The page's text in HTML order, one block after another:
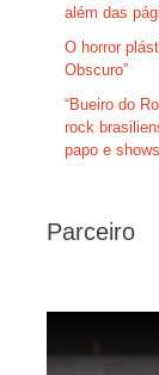
além das
O horror
Obscuro”
“Bueiro do
rock
papo e
Parceiro